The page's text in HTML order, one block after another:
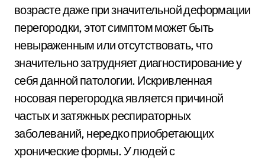
возрасте даже при значительной деформации
перегородки, этот симптом может быть
невыраженным или отсутствовать, что
значительно затрудняет диагностирование у
себя данной патологии. Искривленная
носовая перегородка является причиной
частых и затяжных респираторных
заболеваний, нередко приобретающих
хронические формы. У людей с